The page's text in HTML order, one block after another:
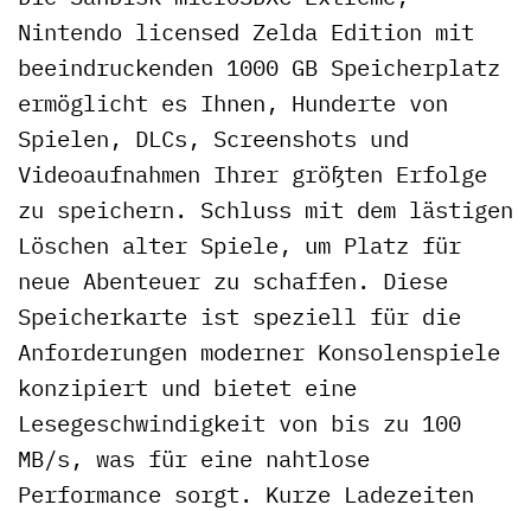
Nintendo licensed Zelda Edition mit
beeindruckenden 1000 GB Speicherplatz
ermöglicht es Ihnen, Hunderte von
Spielen, DLCs, Screenshots und
Videoaufnahmen Ihrer größten Erfolge
zu speichern. Schluss mit dem lästigen
Löschen alter Spiele, um Platz für
neue Abenteuer zu schaffen. Diese
Speicherkarte ist speziell für die
Anforderungen moderner Konsolenspiele
konzipiert und bietet eine
Lesegeschwindigkeit von bis zu 100
MB/s, was für eine nahtlose
Performance sorgt. Kurze Ladezeiten